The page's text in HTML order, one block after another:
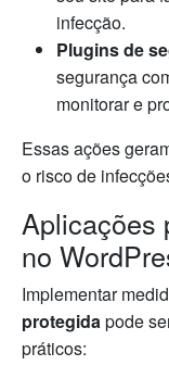
infecção.
Plugins de
segurança
monitorar e
Essas ações
o risco de
Aplicações
no
Implementar
protegidapode
práticos: